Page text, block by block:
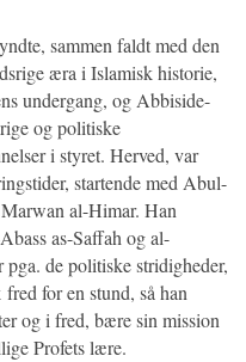
sammen faldt med den
æra i Islamisk historie,
undergang, og Abbiside-
og politiske
i styret. Herved, var
startende med Abul-
al-Himar. Han
as-Saffah og al-
de politiske stridigheder,
for en stund, så han
og i fred, bære sin mission
Profets lære.